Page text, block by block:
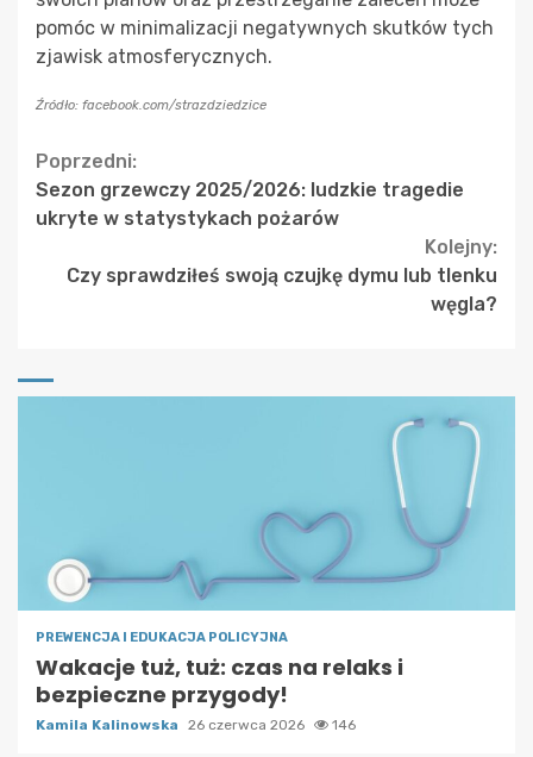
pomóc w minimalizacji negatywnych skutków tych
zjawisk atmosferycznych.
Źródło: facebook.com/strazdziedzice
Continue
Reading
Poprzedni:
Sezon grzewczy 2025/2026: ludzkie tragedie
ukryte w statystykach pożarów
Kolejny:
Czy sprawdziłeś swoją czujkę dymu lub tlenku
węgla?
PREWENCJA I EDUKACJA POLICYJNA
Wakacje tuż, tuż: czas na relaks i
bezpieczne przygody!
Kamila Kalinowska 26 czerwca 2026 146